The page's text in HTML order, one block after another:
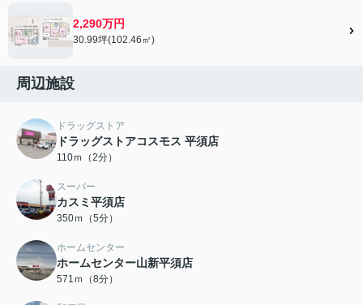
2,290万円
30.99坪(102.46㎡)
周辺施設
ドラッグストア
ドラッグストアコスモス 平須店
110ｍ（2分）
スーパー
カスミ平須店
350ｍ（5分）
ホームセンター
ホームセンター山新平須店
571ｍ（8分）